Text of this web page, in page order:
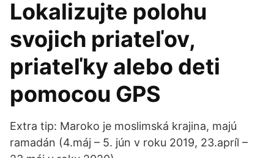
Lokalizujte polohu
svojich priateľov,
priateľky alebo deti
pomocou GPS
Extra tip: Maroko je moslimská krajina, majú
ramadán (4.máj – 5. jún v roku 2019, 23.apríl –